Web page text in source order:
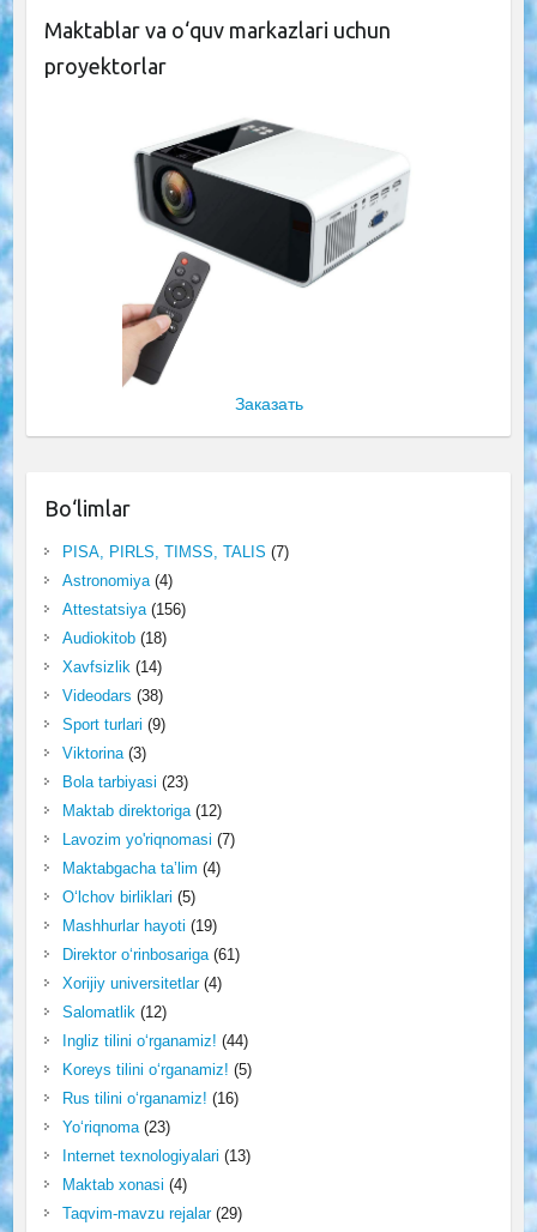
Maktablar va o‘quv markazlari uchun
proyektorlar
Заказать
Bo‘limlar
PISA, PIRLS, TIMSS, TALIS (7)
Astronomiya(4)
Attestatsiya(156)
Audiokitob(18)
Xavfsizlik(14)
Videodars (38)
Sport turlari (9)
Viktorina(3)
Bola tarbiyasi (23)
Maktab direktoriga(12)
Lavozim yo'riqnomasi (7)
Maktabgacha ta’lim (4)
O‘lchov birliklari (5)
Mashhurlar hayoti (19)
Direktor o‘rinbosariga(61)
Xorijiy universitetlar(4)
Salomatlik(12)
Ingliz tilini o‘rganamiz! (44)
Koreys tilini o‘rganamiz! (5)
Rus tilini o‘rganamiz! (16)
Yo‘riqnoma(23)
Internet texnologiyalari (13)
Maktab xonasi (4)
Taqvim-mavzu rejalar(29)